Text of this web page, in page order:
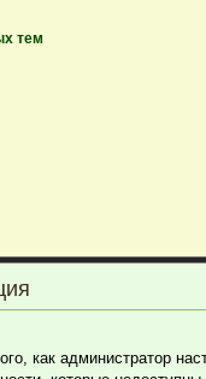
тем
как администратор